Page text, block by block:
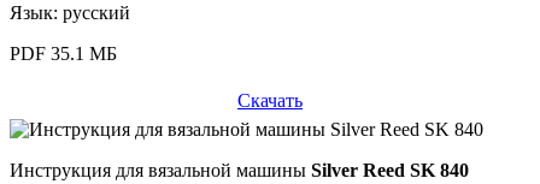
Язык: русский
PDF 35.1 МБ
Скачать
Инструкция для вязальной машины Silver Reed SK 840